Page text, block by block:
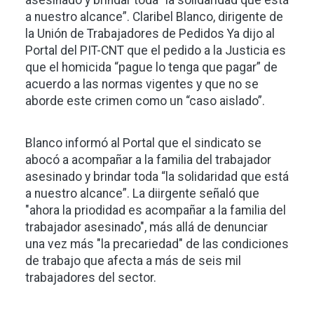
a nuestro alcance”. Claribel Blanco, dirigente de
la Unión de Trabajadores de Pedidos Ya dijo al
Portal del PIT-CNT que el pedido a la Justicia es
que el homicida “pague lo tenga que pagar” de
acuerdo a las normas vigentes y que no se
aborde este crimen como un “caso aislado”.
Blanco informó al Portal que el sindicato se
abocó a acompañar a la familia del trabajador
asesinado y brindar toda “la solidaridad que está
a nuestro alcance”. La diirgente señaló que
"ahora la priodidad es acompañar a la familia del
trabajador asesinado", más allá de denunciar
una vez más "la precariedad" de las condiciones
de trabajo que afecta a más de seis mil
trabajadores del sector.